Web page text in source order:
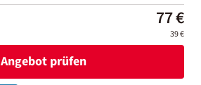
77 €
39 €
Angebot prüfen